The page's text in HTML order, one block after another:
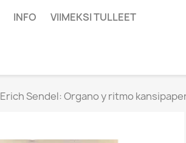
INFO
VIIMEKSI TULLEET
Erich Sendel: Organo y ritmo